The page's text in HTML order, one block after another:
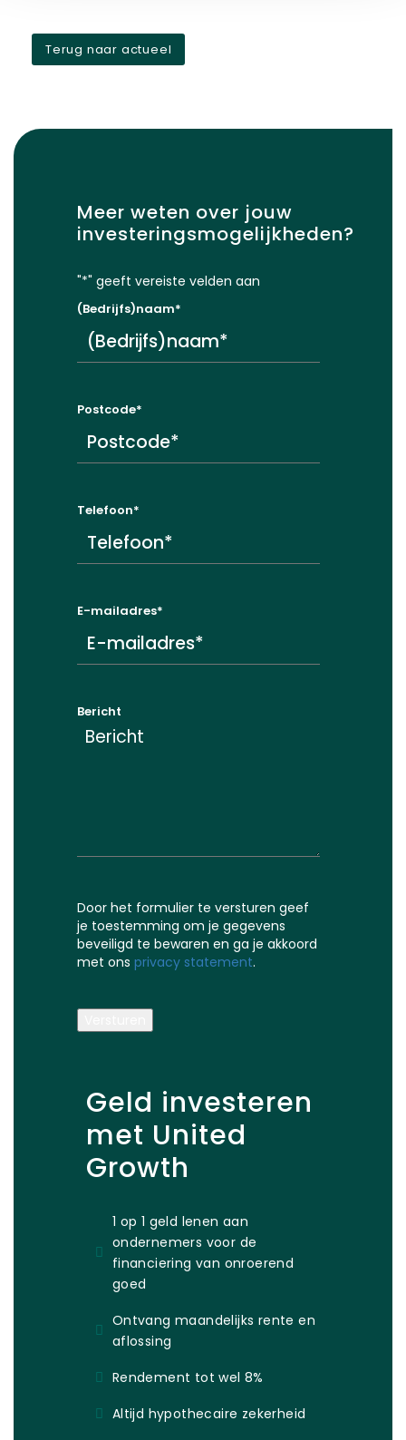
Terug naar actueel
Meer weten over jouw
investeringsmogelijkheden?
"*" geeft vereiste velden aan
(Bedrijfs)naam*
Postcode*
Telefoon*
E-mailadres*
Bericht
Door het formulier te versturen geef
je toestemming om je gegevens
beveiligd te bewaren en ga je akkoord
met ons privacy statement.
Geld investeren
met United
Growth
1 op 1 geld lenen aan
ondernemers voor de
financiering van onroerend
goed
Ontvang maandelijks rente en
aflossing
Rendement tot wel 8%
Altijd hypothecaire zekerheid